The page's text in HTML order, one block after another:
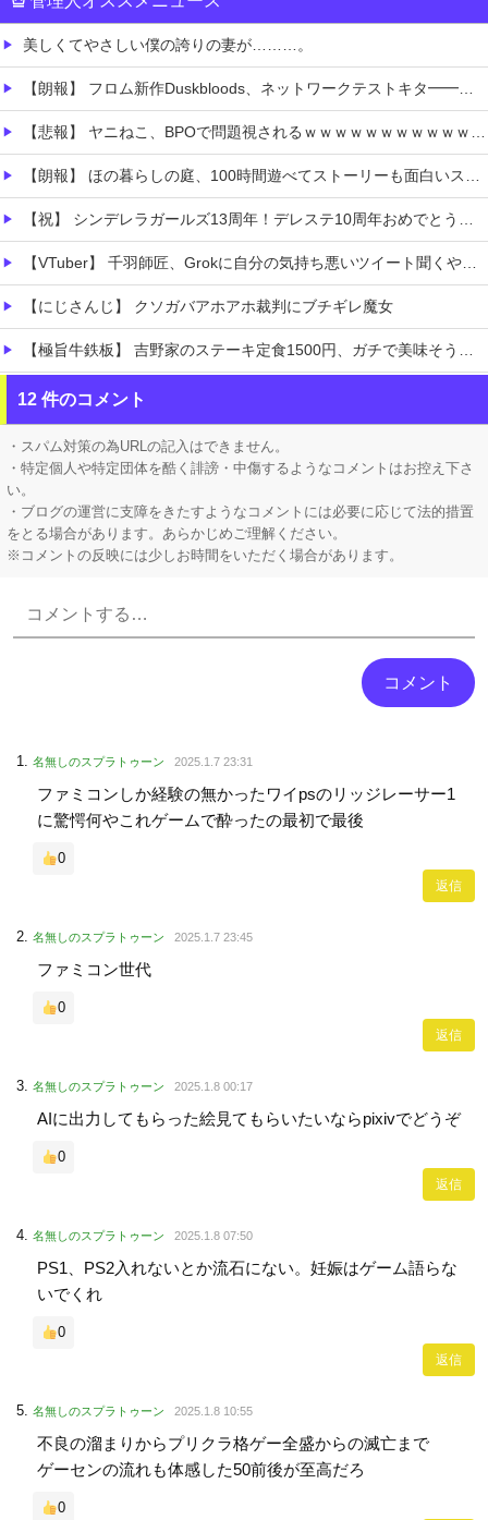
美しくてやさしい僕の誇りの妻が………。
【朗報】 フロム新作Duskbloods、ネットワークテストキタ━━━━(゜∀゜)━━━━!!
【悲報】 ヤニねこ、BPOで問題視されるｗｗｗｗｗｗｗｗｗｗｗｗｗ
【朗報】 ほの暮らしの庭、100時間遊べてストーリーも面白いスタバレの上位互換だとまじで好評
【祝】 シンデレラガールズ13周年！デレステ10周年おめでとう！ガチャ更新SSR八神マキノ・イベントSRイヴ、SR望月聖！
【VTuber】 千羽師匠、Grokに自分の気持ち悪いツイート聞くやつやってるのかなって思ったら相手鴨神やんけ
【にじさんじ】 クソガバアホアホ裁判にブチギレ魔女
【極旨牛鉄板】 吉野家のステーキ定食1500円、ガチで美味そうｗｗｗ
【衝撃】 「かわいい虫」ランキング、ついに発表される
職場の人妻と不倫をして、ついに、、、
12 件のコメント
・スパム対策の為URLの記入はできません。
・特定個人や特定団体を酷く誹謗・中傷するようなコメントはお控え下さ
い。
・ブログの運営に支障をきたすようなコメントには必要に応じて法的措置
をとる場合があります。あらかじめご理解ください。
※コメントの反映には少しお時間をいただく場合があります。
名無しのスプラトゥーン 2025.1.7 23:31
ファミコンしか経験の無かったワイpsのリッジレーサー1
に驚愕何やこれゲームで酔ったの最初で最後
0
返信
名無しのスプラトゥーン 2025.1.7 23:45
ファミコン世代
0
返信
名無しのスプラトゥーン 2025.1.8 00:17
AIに出力してもらった絵見てもらいたいならpixivでどうぞ
0
返信
名無しのスプラトゥーン 2025.1.8 07:50
PS1、PS2入れないとか流石にない。妊娠はゲーム語らな
いでくれ
0
返信
名無しのスプラトゥーン 2025.1.8 10:55
不良の溜まりからプリクラ格ゲー全盛からの滅亡まで
ゲーセンの流れも体感した50前後が至高だろ
0